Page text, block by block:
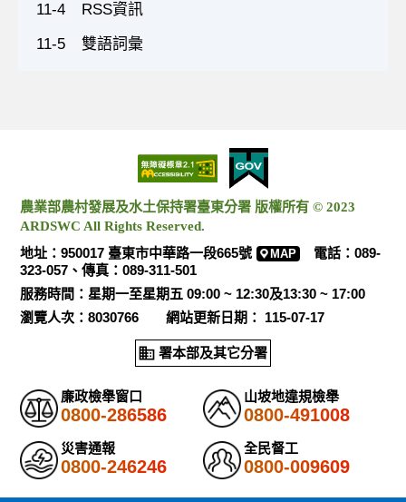
11-4
RSS資訊
11-5
雙語詞彙
農業部農村發展及水土保持署臺東分署 版權所有 © 2023
ARDSWC All Rights Reserved.
地址：950017 臺東市中華路一段665號 MAP
電話：089-
323-057、傳真：089-311-501
服務時間：星期一至星期五 09:00 ~ 12:30及13:30 ~ 17:00
瀏覽人次：8030766 網站更新日期： 115-07-17
署本部及其它分署
廉政檢舉窗口
0800-286586
山坡地違規檢舉
0800-491008
災害通報
0800-246246
全民督工
0800-009609